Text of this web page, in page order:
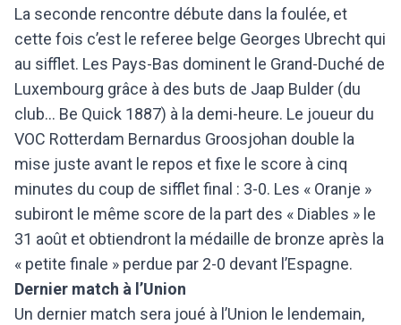
La seconde rencontre débute dans la foulée, et
cette fois c’est le referee belge Georges Ubrecht qui
au sifflet. Les Pays-Bas dominent le Grand-Duché de
Luxembourg grâce à des buts de Jaap Bulder (du
club… Be Quick 1887) à la demi-heure. Le joueur du
VOC Rotterdam Bernardus Groosjohan double la
mise juste avant le repos et fixe le score à cinq
minutes du coup de sifflet final : 3-0. Les « Oranje »
subiront le même score de la part des « Diables » le
31 août et obtiendront la médaille de bronze après la
« petite finale » perdue par 2-0 devant l’Espagne.
Dernier match à l’Union
Un dernier match sera joué à l’Union le lendemain,